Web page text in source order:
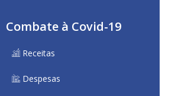
Combate à Covid-19
Receitas
Despesas